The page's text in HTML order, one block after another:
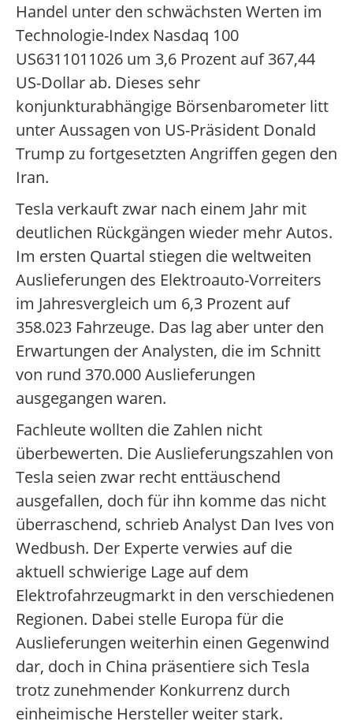
Handel unter den schwächsten Werten im
Technologie-Index Nasdaq 100
US6311011026 um 3,6 Prozent auf 367,44
US-Dollar ab. Dieses sehr
konjunkturabhängige Börsenbarometer litt
unter Aussagen von US-Präsident Donald
Trump zu fortgesetzten Angriffen gegen den
Iran.
Tesla verkauft zwar nach einem Jahr mit
deutlichen Rückgängen wieder mehr Autos.
Im ersten Quartal stiegen die weltweiten
Auslieferungen des Elektroauto-Vorreiters
im Jahresvergleich um 6,3 Prozent auf
358.023 Fahrzeuge. Das lag aber unter den
Erwartungen der Analysten, die im Schnitt
von rund 370.000 Auslieferungen
ausgegangen waren.
Fachleute wollten die Zahlen nicht
überbewerten. Die Auslieferungszahlen von
Tesla seien zwar recht enttäuschend
ausgefallen, doch für ihn komme das nicht
überraschend, schrieb Analyst Dan Ives von
Wedbush. Der Experte verwies auf die
aktuell schwierige Lage auf dem
Elektrofahrzeugmarkt in den verschiedenen
Regionen. Dabei stelle Europa für die
Auslieferungen weiterhin einen Gegenwind
dar, doch in China präsentiere sich Tesla
trotz zunehmender Konkurrenz durch
einheimische Hersteller weiter stark.